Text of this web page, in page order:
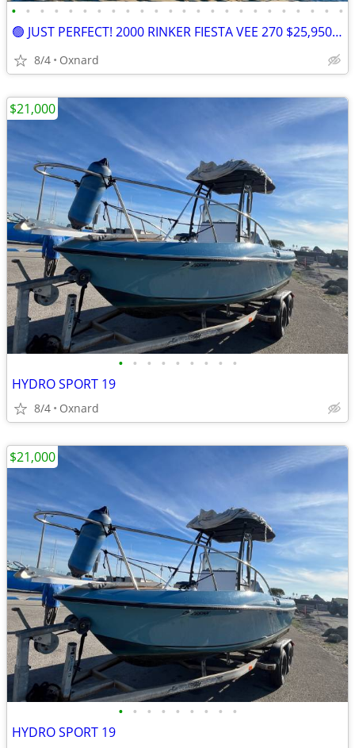
• • • • • • • • • • • • • • • • • • • • • • • •
🟢 JUST PERFECT! 2000 RINKER FIESTA VEE 270 $25,950 🟢
8/4 Oxnard
• • • • • • • • •
HYDRO SPORT 19
8/4 Oxnard
$21,000
• • • • • • • • •
HYDRO SPORT 19
$21,000